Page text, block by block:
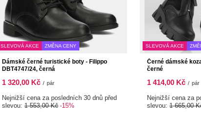
SLEVOVÁ AKCE ZMĚNA CENY
Dámské černé turistické boty - Filippo
DBT4747/24, černá
1 320,00 Kč / pár
Nejnižší cena za posledních 30 dnů před
slevou: 1 553,00 Kč -15%
SLEVOVÁ AKCE
Černé dámské
černé
1 414,00 Kč / pár
Nejnižší cena za
slevou: 1 665,00